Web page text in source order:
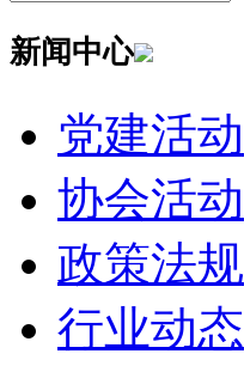
新闻中心
党建活动
协会活动
政策法规
行业动态